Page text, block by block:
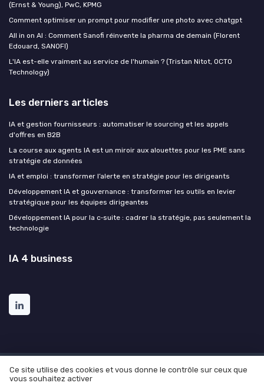
(Ernst & Young), PwC, KPMG
Comment optimiser un prompt pour modifier une photo avec chatgpt
All in on AI : Comment Sanofi réinvente la pharma de demain (Florent
Edouard, SANOFI)
L'IA est-elle vraiment au service de l'humain ? (Tristan Nitot, OCTO
Technology)
Les derniers articles
IA et gestion fournisseurs : automatiser le sourcing et les appels
d'offres en B2B
La course aux agents IA est un miroir aux alouettes pour les PME sans
stratégie de données
IA et emploi : transformer l’alerte en stratégie pour les dirigeants
Développement IA et gouvernance : transformer les outils en levier
stratégique pour les équipes dirigeantes
Développement IA pour la c‑suite : cadrer la stratégie, pas seulement la
technologie
IA 4 business
Mentions légales Politique de confidentialité
Grande
enquête sur l'utilisation de l'AI dans l'entreprise
Ce site utilise des cookies et vous donne le contrôle sur ceux que
vous souhaitez activer